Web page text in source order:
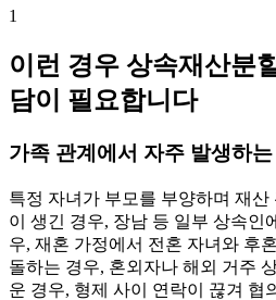
1
이런 경우 상속재산분
담이 필요합니다
가족 관계에서 자주 발생하
특정 자녀가 부모를 부양하며 재
이 생긴 경우, 장남 등 일부 상속인
우, 재혼 가정에서 전혼 자녀와 후
돌하는 경우, 혼외자나 해외 거주
운 경우, 형제 사이 연락이 끊겨 협